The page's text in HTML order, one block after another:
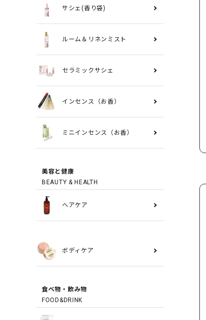
サシェ(香り袋)
ルーム＆リネンミスト
セラミックサシェ
インセンス（お香）
ミニインセンス（お香）
美容と健康
BEAUTY & HEALTH
ヘアケア
ボディケア
食べ物・飲み物
FOOD&DRINK